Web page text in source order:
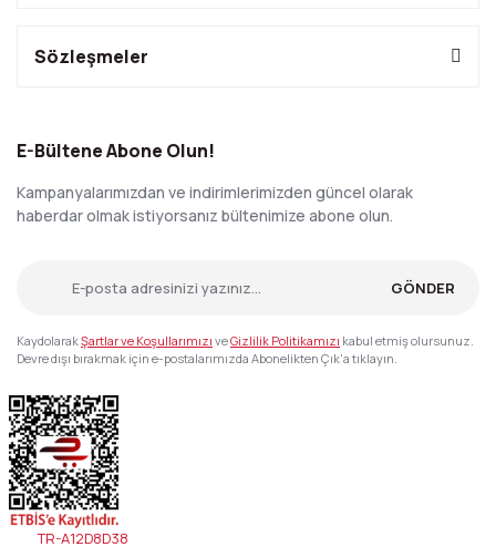
Sözleşmeler
E-Bültene Abone Olun!
Kampanyalarımızdan ve indirimlerimizden güncel olarak
haberdar olmak istiyorsanız bültenimize abone olun.
GÖNDER
KaydolarakŞartlar ve Koşullarımızı veGizlilik Politikamızı kabul etmiş olursunuz.
Devre dışı bırakmak için e-postalarımızda Abonelikten Çık'a tıklayın.
TR-A12D8D38